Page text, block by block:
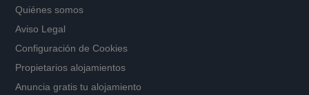
Quiénes somos
Aviso Legal
Configuración de Cookies
Propietarios alojamientos
Anuncia gratis tu alojamiento